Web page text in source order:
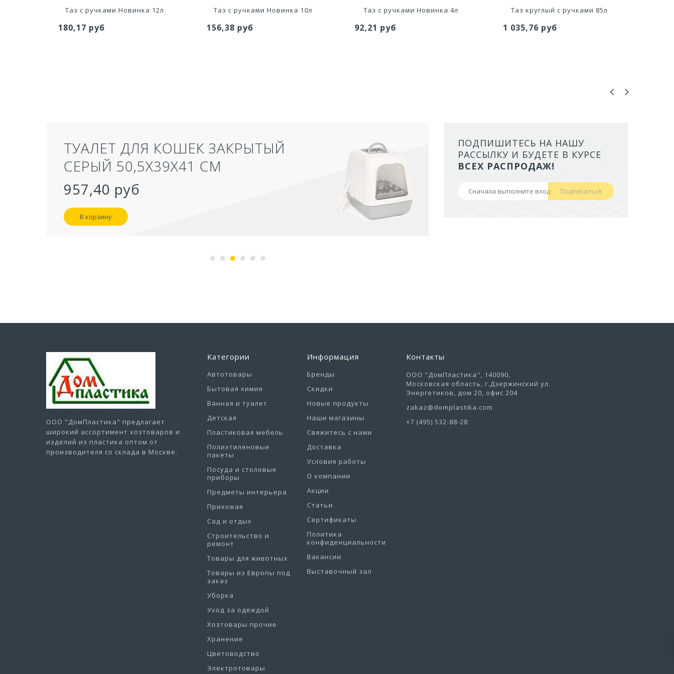
Таз с ручками Новинка 12л
180,17 руб
Таз с ручками Новинка 10л
156,38 руб
Таз с ручками Новинка 4л
92,21 руб
Таз круглый с ручками 85л
1 035,76 руб
ТУАЛЕТ ДЛЯ КОШЕК ЗАКРЫТЫЙ
СЕРЫЙ 50,5Х39Х41 СМ
957,40 руб
В корзину
ЛОТОК ALTA ДЛЯ КОШЕК
БОРТАМИ И СЕТКОЙ НА
НОЖКАХ)
ПОДПИШИТЕСЬ НА НАШУ
РАССЫЛКУ И БУДЕТЕ В КУРСЕ
ВСЕХ РАСПРОДАЖ!
Подписаться
ООО "ДомПластика" предлагает
широкий ассортимент хозтоваров и
изделий из пластика оптом от
производителя со склада в Москве.
Категории
Автотовары
Бытовая химия
Ванная и туалет
Детская
Пластиковая мебель
Полиэтиленовые
пакеты
Посуда и столовые
приборы
Предметы интерьера
Прихожая
Сад и отдых
Строительство и
ремонт
Товары для животных
Товары из Европы под
заказ
Уборка
Уход за одеждой
Хозтовары прочие
Хранение
Цветоводство
Электротовары
Информация
Бренды
Скидки
Новые продукты
Наши магазины
Свяжитесь с нами
Доставка
Условия работы
О компании
Акции
Статьи
Сертификаты
Политика
конфиденциальности
Вакансии
Выставочный зал
Контакты
ООО "ДомПластика", 140090,
Московская область, г.Дзержинский ул.
Энергетиков, дом 20, офис 204
zakaz@domplastika.com
+7 (495) 532-88-28